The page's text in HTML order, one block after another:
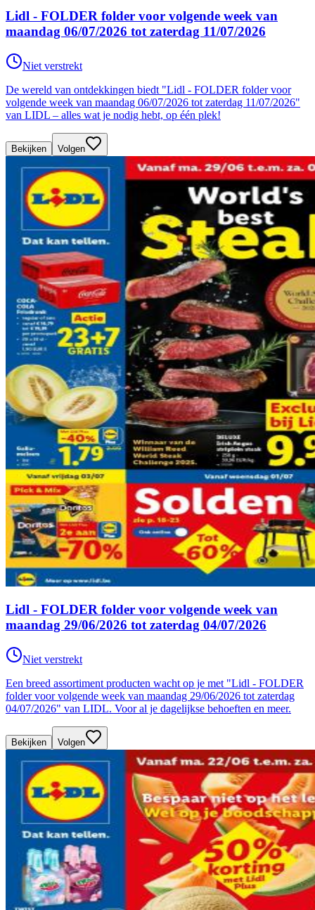
Lidl - FOLDER folder voor volgende week van
maandag 06/07/2026 tot zaterdag 11/07/2026
Niet verstrekt
De wereld van ontdekkingen biedt "Lidl - FOLDER folder voor
volgende week van maandag 06/07/2026 tot zaterdag 11/07/2026"
van LIDL – alles wat je nodig hebt, op één plek!
Bekijken Volgen
Lidl - FOLDER folder voor volgende week van
maandag 29/06/2026 tot zaterdag 04/07/2026
Niet verstrekt
Een breed assortiment producten wacht op je met "Lidl - FOLDER
folder voor volgende week van maandag 29/06/2026 tot zaterdag
04/07/2026" van LIDL. Voor al je dagelijkse behoeften en meer.
Bekijken Volgen